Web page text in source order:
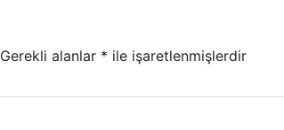
Gerekli alanlar * ile işaretlenmişlerdir